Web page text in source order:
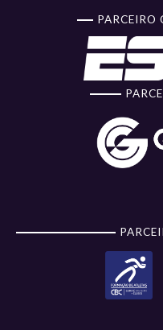
PARCEIRO